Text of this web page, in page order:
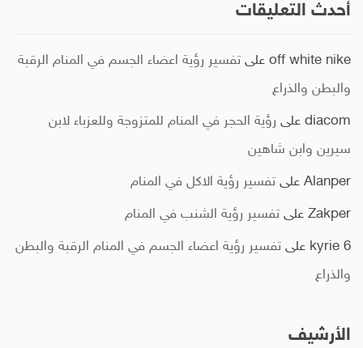
أحدث التعليقات
off white nike على تفسير رؤية اعضاء الجسم في المنام الرقبة
والبطن والذراع
diacom على رؤية الحجر في المنام للمتزوجة وللعزباء لابن
سيرين وابن شاهين
Alanper على تفسير رؤية الاكل في المنام
Zakper على تفسير رؤية الشنب في المنام
kyrie 6 على تفسير رؤية اعضاء الجسم في المنام الرقبة والبطن
والذراع
الأرشيف